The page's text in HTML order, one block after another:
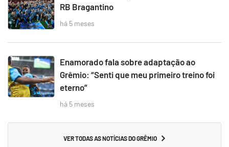
RB Bragantino
há 5 meses
Enamorado fala sobre adaptação ao
Grêmio: “Senti que meu primeiro treino foi
eterno”
há 5 meses
VER TODAS AS NOTÍCIAS DO GRÊMIO